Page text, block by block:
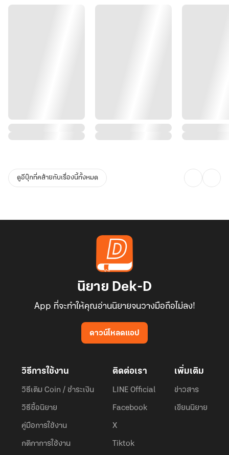
ดูอีบุ๊กที่คล้ายกับเรื่องนี้ทั้งหมด
นิยาย Dek-D
App ที่จะทำให้คุณอ่านนิยายจนวางมือถือไม่ลง!
ดาวน์โหลดแอป
วิธีการใช้งาน
วิธีเติม Coin / ชำระเงิน
วิธีซื้อนิยาย
คู่มือการใช้งาน
กติกาการใช้งาน
ติดต่อเรา
LINE Official
Facebook
X
Tiktok
เพิ่มเติม
ข่าวสาร
เขียนนิยาย